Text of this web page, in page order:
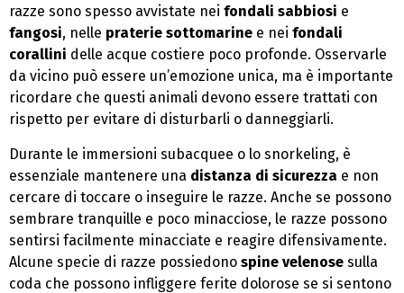
razze sono spesso avvistate nei fondali sabbiosi e
fangosi, nelle praterie sottomarine e nei fondali
corallini delle acque costiere poco profonde. Osservarle
da vicino può essere un’emozione unica, ma è importante
ricordare che questi animali devono essere trattati con
rispetto per evitare di disturbarli o danneggiarli.
Durante le immersioni subacquee o lo snorkeling, è
essenziale mantenere una distanza di sicurezza e non
cercare di toccare o inseguire le razze. Anche se possono
sembrare tranquille e poco minacciose, le razze possono
sentirsi facilmente minacciate e reagire difensivamente.
Alcune specie di razze possiedono spine velenose sulla
coda che possono infliggere ferite dolorose se si sentono